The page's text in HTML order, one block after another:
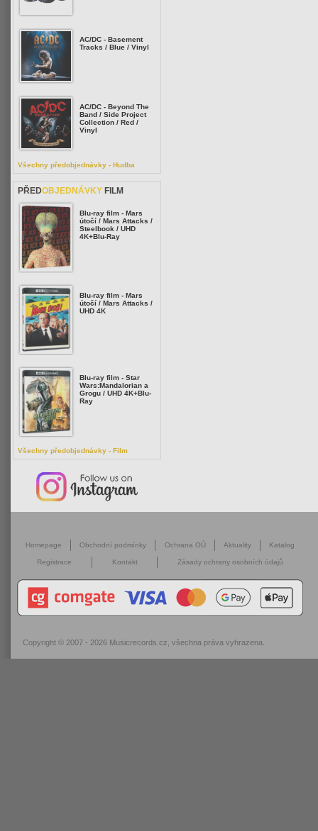
AC/DC - Basement
Tracks / Blue / Vinyl
AC/DC - Beyond The
Band / Side Project
Collection / Red /
Vinyl
Všechny předobjednávky - Hudba
PŘEDOBJEDNÁVKY FILM
Blu-ray film - Mars
útočí / Mars Attacks /
Steelbook / UHD
4K+Blu-Ray
Blu-ray film - Mars
útočí / Mars Attacks /
UHD 4K
Blu-ray film - Star
Wars:Mandalorian a
Grogu / UHD 4K+Blu-
Ray
Všechny předobjednávky - Film
Homepage Obchodní podmínky Ochrana OÚ Aktuality Katalog
Registrace Kontakt Zásady ochrany osobních údajů
Copyright © 2007 - 2026 Musicrecords.cz , všechna práva vyhrazena.